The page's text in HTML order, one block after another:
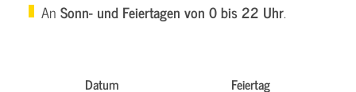
An Sonn- und Feiertagen von 0 bis 22 Uhr.
Datum
Feiertag